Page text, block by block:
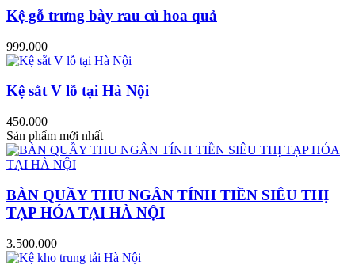
Kệ gỗ trưng bày rau củ hoa quả
999.000
Kệ sắt V lỗ tại Hà Nội
450.000
Sản phẩm mới nhất
BÀN QUẦY THU NGÂN TÍNH TIỀN SIÊU THỊ
TẠP HÓA TẠI HÀ NỘI
3.500.000